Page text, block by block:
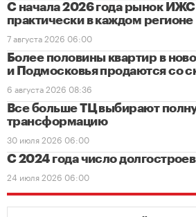
С начала 2026 года рынок
практически в каждом регионе
7 августа 2026 06:00
Более половины квартир в
и Подмосковья продаются со
6 августа 2026 08:36
Все больше ТЦ выбирают
трансформацию
30 июля 2026 06:00
С 2024 года число
24 июля 2026 06:00